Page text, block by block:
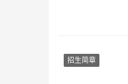
招生简章